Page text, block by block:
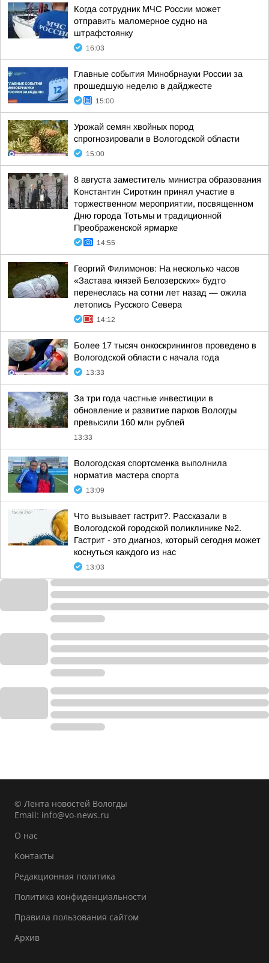
Когда сотрудник МЧС России может
отправить маломерное судно на
штрафстоянку
16:03
Главные события Минобрнауки России за
прошедшую неделю в дайджесте
15:00
Урожай семян хвойных пород
спрогнозировали в Вологодской области
15:00
8 августа заместитель министра образования
Константин Сироткин принял участие в
торжественном мероприятии, посвященном
Дню города Тотьмы и традиционной
Преображенской ярмарке
14:55
Георгий Филимонов: На несколько часов
«Застава князей Белозерских» будто
перенеслась на сотни лет назад — ожила
летопись Русского Севера
14:12
Более 17 тысяч онкоскринингов проведено в
Вологодской области с начала года
13:33
За три года частные инвестиции в
обновление и развитие парков Вологды
превысили 160 млн рублей
13:33
Вологодская спортсменка выполнила
норматив мастера спорта
13:09
Что вызывает гастрит?. Рассказали в
Вологодской городской поликлинике №2.
Гастрит - это диагноз, который сегодня может
коснуться каждого из нас
13:03
© Лента новостей Вологды
Email: info@vo-news.ru
О нас
Контакты
Редакционная политика
Политика конфиденциальности
Правила пользования сайтом
Архив